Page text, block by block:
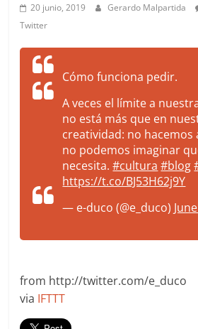
20 junio, 2019 Gerardo Malpartida
Twitter
Cómo funciona pedir.
A veces el límite a
no está más que en
creatividad: no hacemos
no podemos imaginar
necesita.#cultura #blog
https://t.co/BJ53H62j9Y
— e-duco (@e_duco)
from http://twitter.com/e_duco
via IFTTT